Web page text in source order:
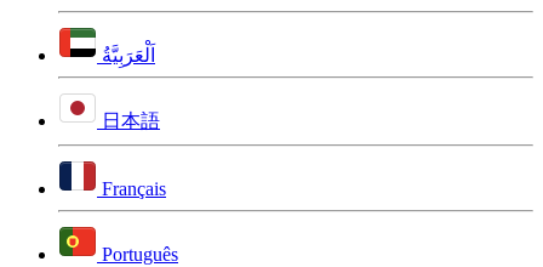
اَلْعَرَبِيَّةُ
日本語
Français
Português